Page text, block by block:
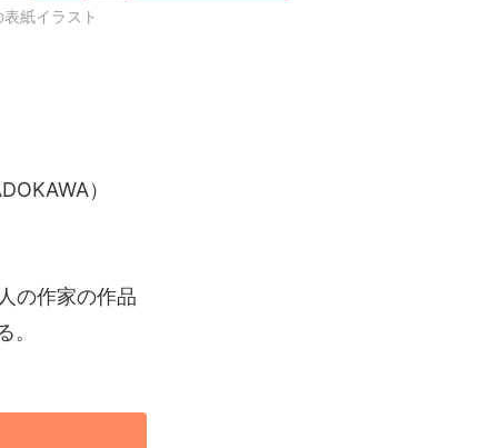
紙イラスト
）
の作家の作品
。